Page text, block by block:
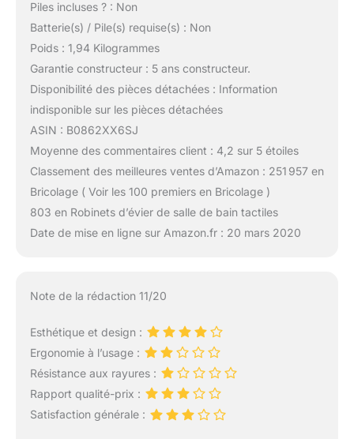
Piles incluses ? : Non
Batterie(s) / Pile(s) requise(s) : Non
Poids : 1,94 Kilogrammes
Garantie constructeur : 5 ans constructeur.
Disponibilité des pièces détachées : Information
indisponible sur les pièces détachées
ASIN : B0862XX6SJ
Moyenne des commentaires client : 4,2 sur 5 étoiles
Classement des meilleures ventes d’Amazon : 251 957 en
Bricolage ( Voir les 100 premiers en Bricolage )
803 en Robinets d’évier de salle de bain tactiles
Date de mise en ligne sur Amazon.fr : 20 mars 2020
Note de la rédaction 11/20
Esthétique et design :
Ergonomie à l’usage :
Résistance aux rayures :
Rapport qualité-prix :
Satisfaction générale :